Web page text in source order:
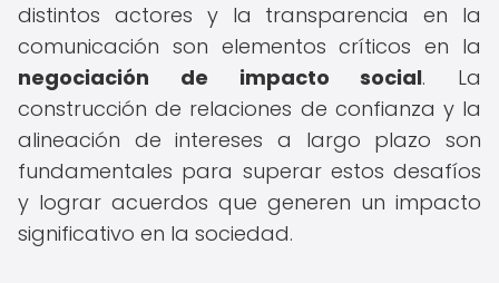
distintos actores y la transparencia en la
comunicación son elementos críticos en la
negociación de impacto social. La
construcción de relaciones de confianza y la
alineación de intereses a largo plazo son
fundamentales para superar estos desafíos
y lograr acuerdos que generen un impacto
significativo en la sociedad.